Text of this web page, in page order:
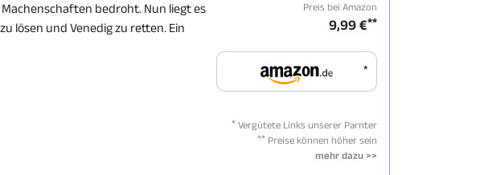
bedroht. Nun liegt es
lösen und Venedig zu retten. Ein
Preis bei Amazon
9,99 €**
*
* Vergütete Links unserer Parnter
** Preise können höher sein
mehr dazu >>